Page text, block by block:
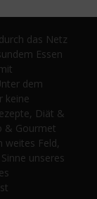
das Netz
Essen
dem
keine
Diät &
& Gourmet
weites Feld,
unseres